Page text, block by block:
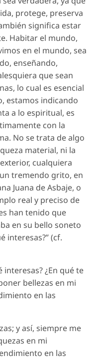
protege, preserva
significa estar
Habitar el mundo,
en el mundo, sea
enseñando,
que sean
lo cual es esencial
estamos indicando
a lo espiritual, es
con la
No se trata de algo
material, ni la
cualquiera
tremendo grito, en
Juana de Asbaje, o
real y preciso de
han tenido que
en su bello soneto
interesas?” (cf.
¿En qué te
bellezas en mi
en las
y así, siempre me
en mi
en las